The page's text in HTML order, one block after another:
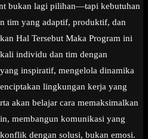
bukan lagi pilihan—tapi kebutuhan
tim yang adaptif, produktif, dan
Hal Tersebut Maka Program ini
individu dan tim dengan
inspiratif, mengelola dinamika
lingkungan kerja yang
akan belajar cara memaksimalkan
membangun komunikasi yang
dengan solusi, bukan emosi.